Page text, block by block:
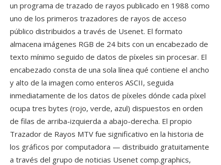
un programa de trazado de rayos publicado en 1988 como
uno de los primeros trazadores de rayos de acceso
público distribuidos a través de Usenet. El formato
almacena imágenes RGB de 24 bits con un encabezado de
texto mínimo seguido de datos de píxeles sin procesar. El
encabezado consta de una sola línea qué contiene el ancho
y alto de la imagen como enteros ASCII, seguida
inmediatamente de los datos de píxeles dónde cada píxel
ocupa tres bytes (rojo, verde, azul) dispuestos en orden
de filas de arriba-izquierda a abajo-derecha. El propio
Trazador de Rayos MTV fue significativo en la historia de
los gráficos por computadora — distribuido gratuitamente
a través del grupo de noticias Usenet comp.graphics,